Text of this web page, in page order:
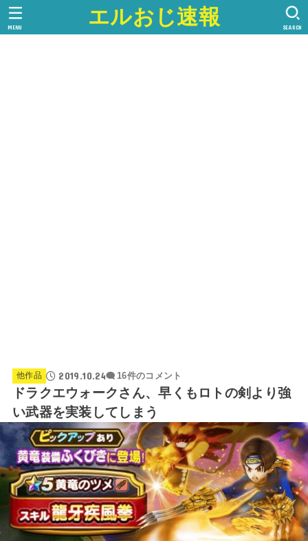
エルおじ速報 SEARCH
MENU
他作品 2019.10.24 16件のコメント
ドラクエウォークさん、早くもロトの剣より強
い武器を実装してしまう